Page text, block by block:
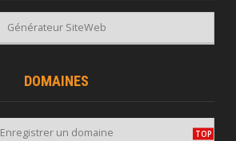
Générateur SiteWeb
DOMAINES
Enregistrer un domaine